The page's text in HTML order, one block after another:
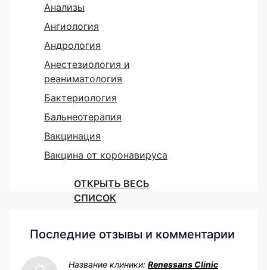
Анализы
Ангиология
Андрология
Анестезиология и
реаниматология
Бактериология
Бальнеотерапия
Вакцинация
Вакцина от коронавируса
ОТКРЫТЬ ВЕСЬ
СПИСОК
Последние отзывы и комментарии
Название клиники: Renessans Clinic